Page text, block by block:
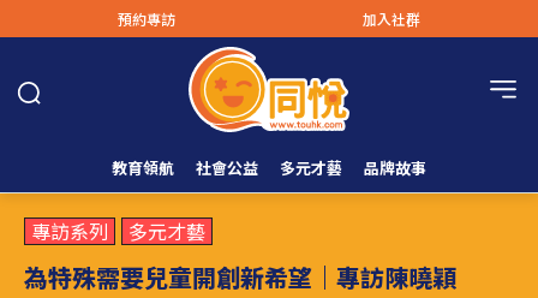
預約專訪 加入社群
教育領航 社會公益 多元才藝 品牌故事
專訪系列 多元才藝
為特殊需要兒童開創新希望｜專訪陳曉穎